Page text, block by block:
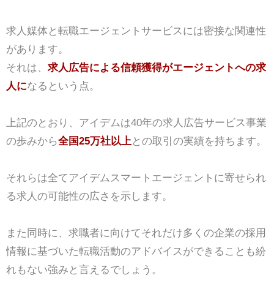
求人媒体と転職エージェントサービスには密接な関連性
があります。
それは、 求人広告による信頼獲得がエージェントへの求
人になるという点。
上記のとおり、アイデムは40年の求人広告サービス事業
の歩みから全国25万社以上 との取引の実績を持ちます。
それらは全てアイデムスマートエージェントに寄せられ
る求人の可能性の広さを示します。
また同時に、求職者に向けてそれだけ多くの企業の採用
情報に基づいた転職活動のアドバイスができることも紛
れもない強みと言えるでしょう。